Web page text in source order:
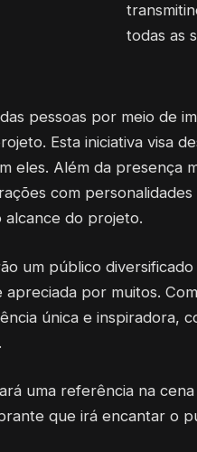
todas as
pessoas por meio de
Esta iniciativa visa
eles. Além da presença
com
alcance do projeto.
um público
por muitos.
única e inspiradora,
uma referência na
que irá encantar o